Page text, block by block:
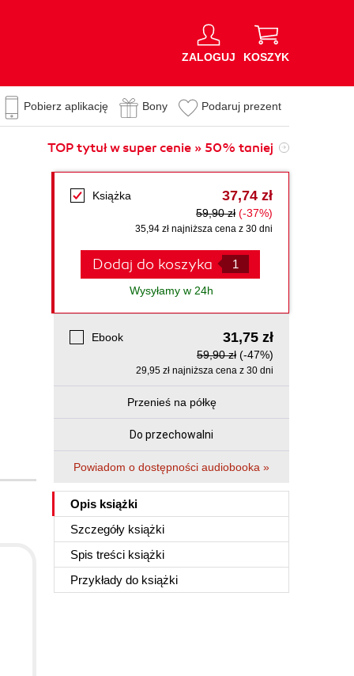
ZALOGUJ KOSZYK
Pobierz aplikację Bony Podaruj prezent
TOP tytuł w super cenie » 50% taniej
Książka 37,74 zł
59,90 zł (-37%)
35,94 zł najniższa cena z 30 dni
Dodaj do koszyka
Wysyłamy w 24h
Ebook 31,75 zł
59,90 zł (-47%)
29,95 zł najniższa cena z 30 dni
Przenieś na półkę
Do przechowalni
Powiadom o dostępności audiobooka »
Opis książki
Szczegóły książki
Spis treści książki
Przykłady do książki